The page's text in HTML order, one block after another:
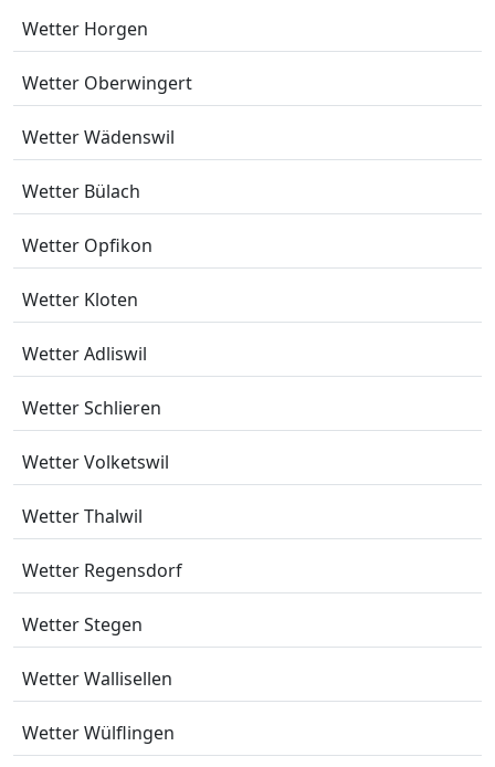
Wetter Horgen
Wetter Oberwingert
Wetter Wädenswil
Wetter Bülach
Wetter Opfikon
Wetter Kloten
Wetter Adliswil
Wetter Schlieren
Wetter Volketswil
Wetter Thalwil
Wetter Regensdorf
Wetter Stegen
Wetter Wallisellen
Wetter Wülflingen